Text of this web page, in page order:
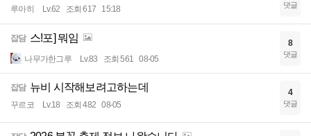
루아히 Lv.62 조회 617 15:18 댓글
잡담 스!포] 뭐임
나무가한그루 Lv.83 조회 561 08-05
8
댓글
잡담 뉴비 시작해보려고하는데
꾸르코 Lv.18 조회 482 08-05
4
댓글